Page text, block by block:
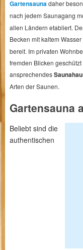
Gartensauna daher
nach jedem Saunagang
allen Ländern etabliert.
Becken mit kaltem
bereit. Im privaten
fremden Blicken
ansprechendes
Arten der Saunen.
Gartensauna
Beliebt sind die
authentischen